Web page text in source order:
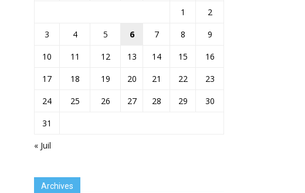
« Juil
1
2
3
4 5 6 7 8
9
10
11 12 13 14 15
16
17
18 19 20 21 22
23
24
25 26 27 28 29
30
31
Archives